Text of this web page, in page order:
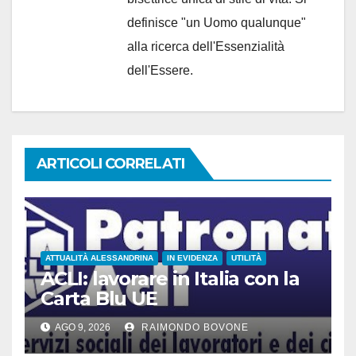
definisce "un Uomo qualunque"
alla ricerca dell'Essenzialità
dell'Essere.
ARTICOLI CORRELATI
ATTUALITÀ ALESSANDRINA IN EVIDENZA UTILITÀ
ACLI: lavorare in Italia con la
Carta Blu UE
AGO 9, 2026 RAIMONDO BOVONE